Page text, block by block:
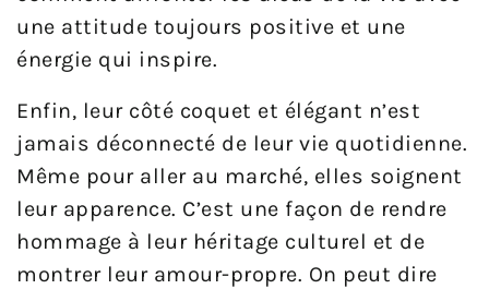
une attitude toujours positive et une
énergie qui inspire.
Enfin, leur côté coquet et élégant n’est
jamais déconnecté de leur vie quotidienne.
Même pour aller au marché, elles soignent
leur apparence. C’est une façon de rendre
hommage à leur héritage culturel et de
montrer leur amour-propre. On peut dire